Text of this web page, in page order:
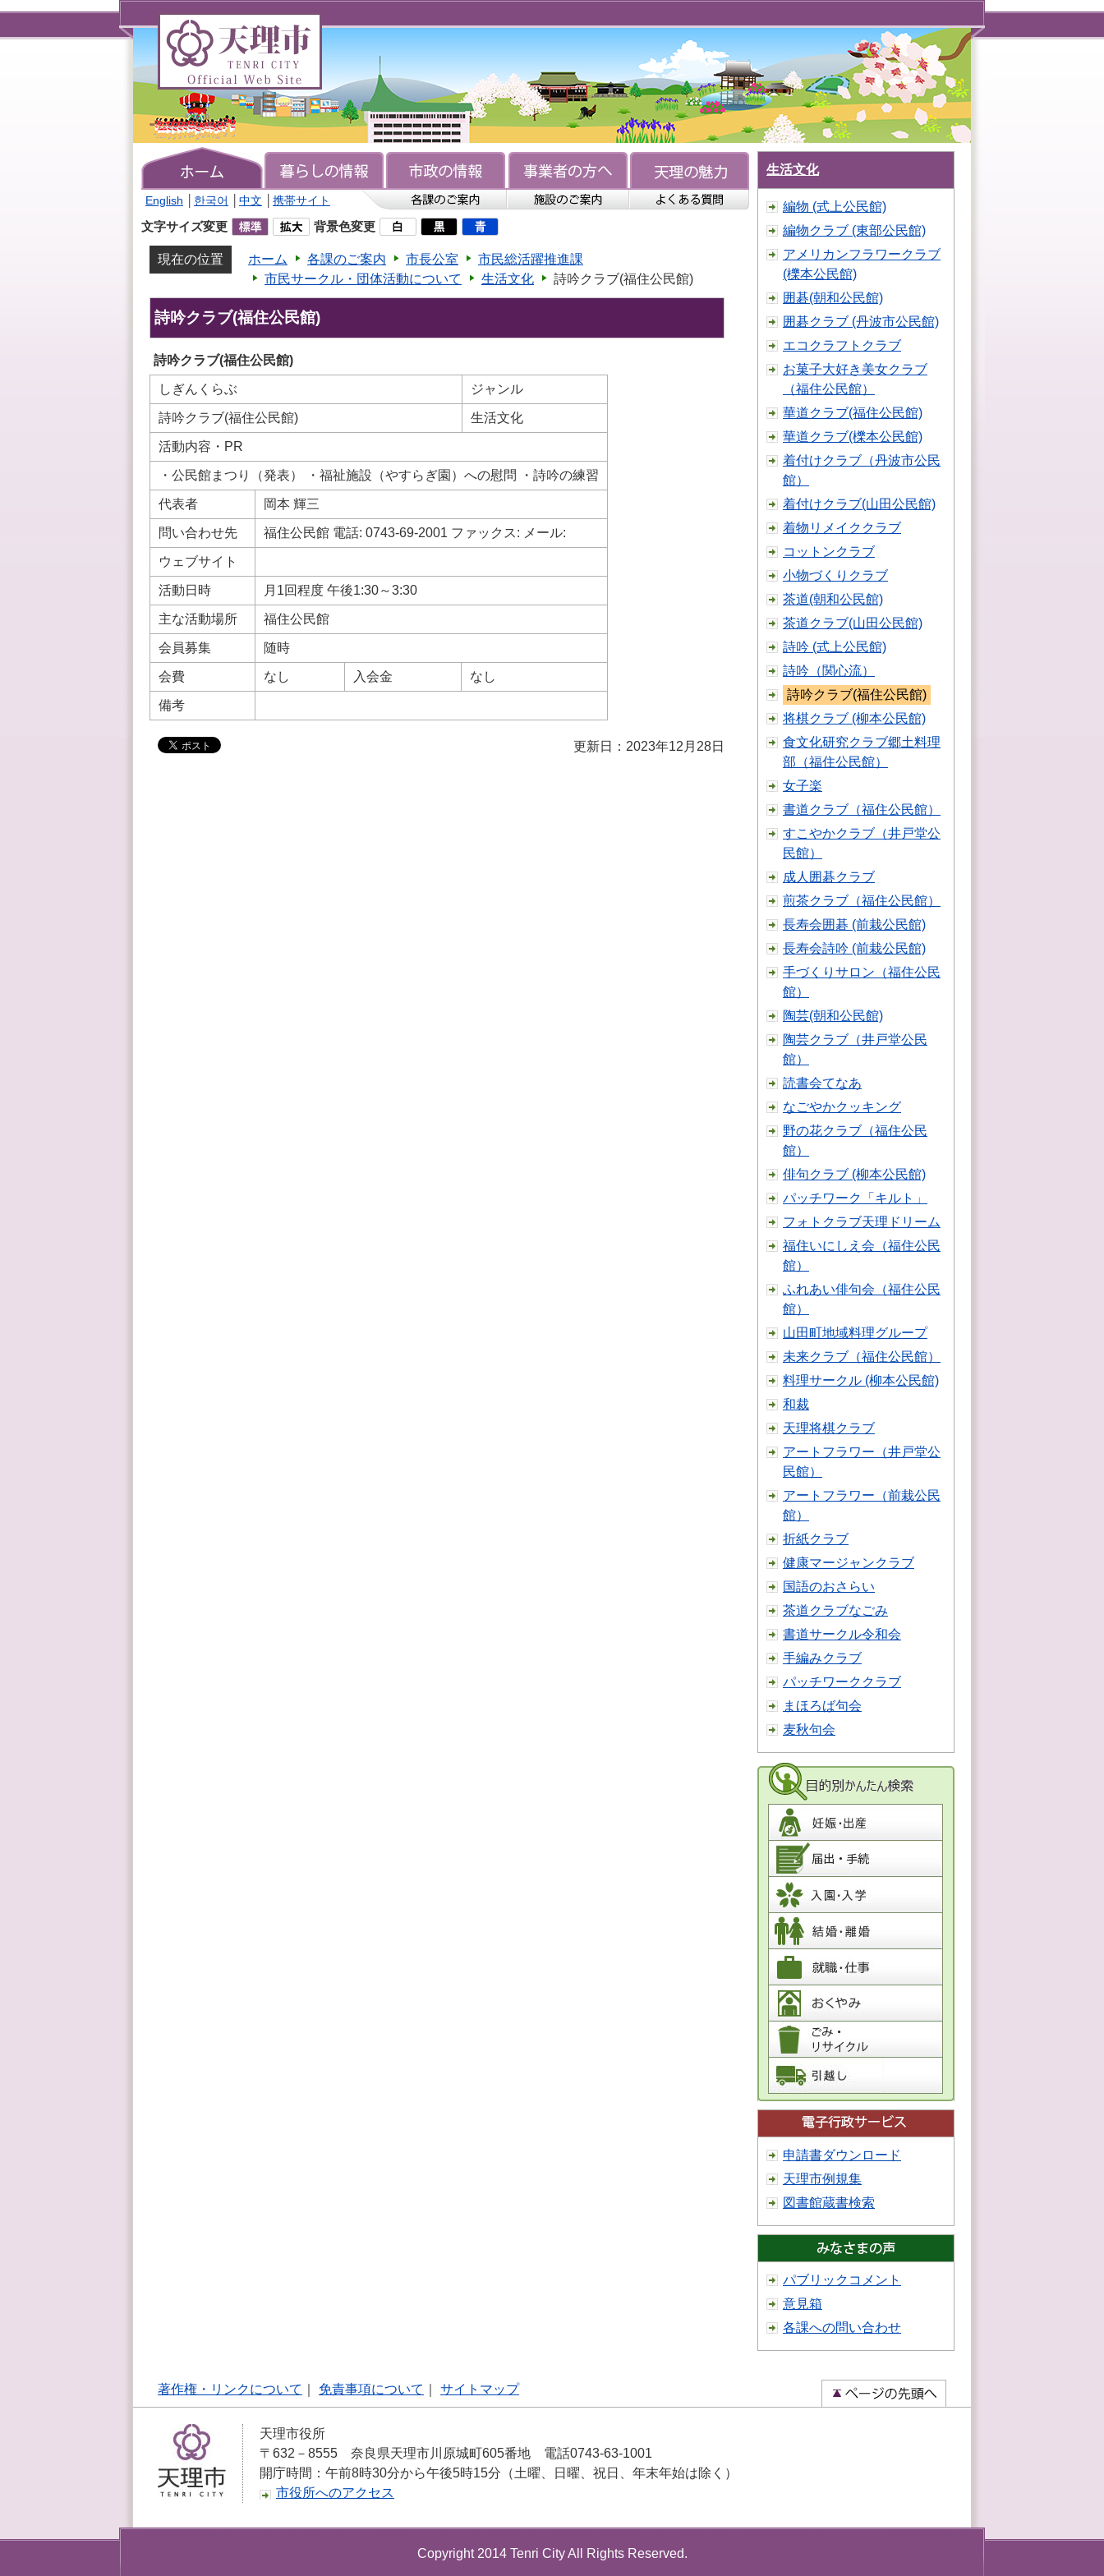
理
TENRI
Official
Site
English 한국어 中文 携帯サイト
文字サイズ変更 背景色変更
現在の位置 ホーム 各課のご案内 市長公室
市民総活躍推進課
市民サークル・団体活動について
生活文化 詩吟クラブ(福住公民館)
詩吟クラブ(福住公民館)
詩吟クラブ(福住公民館)
しぎんくらぶ ジャンル
詩吟クラブ(福住公民館) 生活文化
活動内容・PR
・公民館まつり（発表） ・福祉施設（やすらぎ園）への慰問 ・詩吟の練習
代表者 岡本 輝三
問い合わせ先 福住公民館 電話: 0743-69-2001 ファックス: メール:
ウェブサイト
活動日時 月1回程度 午後1:30～3:30
主な活動場所 福住公民館
会員募集 随時
会費 なし 入会金 なし
備考
更新日：2023年12月28日
生活文化
編物 (式上公民館)
編物クラブ (東部公民館)
アメリカンフラワークラブ
(櫟本公民館)
囲碁(朝和公民館)
囲碁クラブ (丹波市公民館)
エコクラフトクラブ
お菓子大好き美女クラブ
（福住公民館）
華道クラブ(福住公民館)
華道クラブ(櫟本公民館)
着付けクラブ（丹波市公民
館）
着付けクラブ(山田公民館)
着物リメイククラブ
コットンクラブ
小物づくりクラブ
茶道(朝和公民館)
茶道クラブ(山田公民館)
詩吟 (式上公民館)
詩吟（関心流）
詩吟クラブ(福住公民館)
将棋クラブ (柳本公民館)
食文化研究クラブ郷土料理
部（福住公民館）
女子楽
書道クラブ（福住公民館）
すこやかクラブ（井戸堂公
民館）
成人囲碁クラブ
煎茶クラブ（福住公民館）
長寿会囲碁 (前栽公民館)
長寿会詩吟 (前栽公民館)
手づくりサロン（福住公民
館）
陶芸(朝和公民館)
陶芸クラブ（井戸堂公民
館）
読書会てなあ
なごやかクッキング
野の花クラブ（福住公民
館）
俳句クラブ (柳本公民館)
パッチワーク「キルト」
フォトクラブ天理ドリーム
福住いにしえ会（福住公民
館）
ふれあい俳句会（福住公民
館）
山田町地域料理グループ
未来クラブ（福住公民館）
料理サークル (柳本公民館)
和裁
天理将棋クラブ
アートフラワー（井戸堂公
民館）
アートフラワー（前栽公民
館）
折紙クラブ
健康マージャンクラブ
国語のおさらい
茶道クラブなごみ
書道サークル令和会
手編みクラブ
パッチワーククラブ
まほろば句会
麦秋句会
申請書ダウンロード
天理市例規集
図書館蔵書検索
パブリックコメント
意見箱
各課への問い合わせ
著作権・リンクについて 免責事項について サイトマップ
天理市役所
〒632－8555 奈良県天理市川原城町605番地 電話0743-63-1001
開庁時間：午前8時30分から午後5時15分（土曜、日曜、祝日、年末年始は除く）
市役所へのアクセス
Copyright 2014 Tenri City All Rights Reserved.